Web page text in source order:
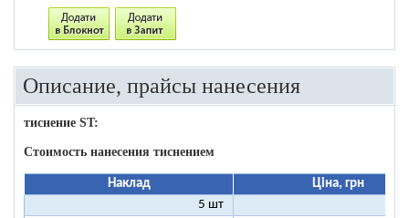
Описание, прайсы нанесения
тиснение ST:
Стоимость нанесения тиснением
Наклад
Ціна, грн
5 шт